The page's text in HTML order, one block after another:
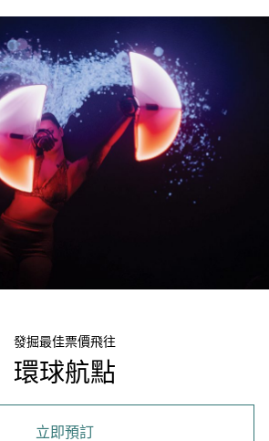
發掘最佳票價飛往
環球航點
立即預訂